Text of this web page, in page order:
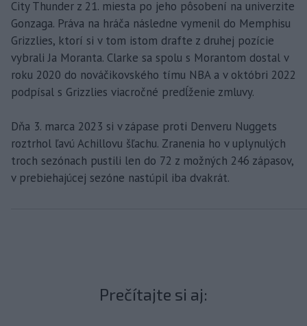
City Thunder z 21. miesta po jeho pôsobení na univerzite
Gonzaga. Práva na hráča následne vymenil do Memphisu
Grizzlies, ktorí si v tom istom drafte z druhej pozície
vybrali Ja Moranta. Clarke sa spolu s Morantom dostal v
roku 2020 do nováčikovského tímu NBA a v októbri 2022
podpísal s Grizzlies viacročné predĺženie zmluvy.
Dňa 3. marca 2023 si v zápase proti Denveru Nuggets
roztrhol ľavú Achillovu šľachu. Zranenia ho v uplynulých
troch sezónach pustili len do 72 z možných 246 zápasov,
v prebiehajúcej sezóne nastúpil iba dvakrát.
Prečítajte si aj: